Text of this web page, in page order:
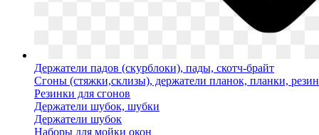
Держатели падов (скурблоки), пады, скотч-брайт
Сгоны (стяжки,склизы), держатели планок, планки,
Резинки для сгонов
Держатели шубок, шубки
Держатели шубок
Наборы для мойки окон